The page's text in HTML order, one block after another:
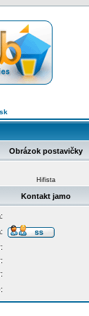
Obrázok postavičky
Hifista
Kontakt jamo